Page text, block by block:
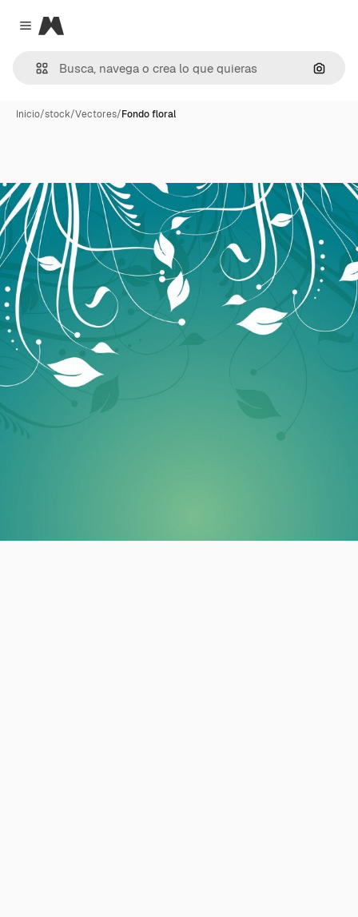
Close menu
Magnific
Inicio/stock/Vectores/Fondo floral